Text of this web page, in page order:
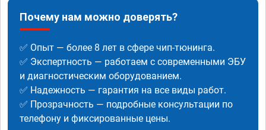
Почему нам можно доверять?
✅ Опыт — более 8 лет в сфере чип-тюнинга.
✅ Экспертность — работаем с современными ЭБУ
и диагностическим оборудованием.
✅ Надежность — гарантия на все виды работ.
✅ Прозрачность — подробные консультации по
телефону и фиксированные цены.